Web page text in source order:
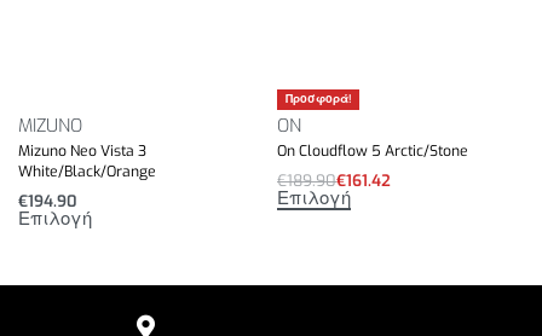
Βάρος: 200gr.
MIZUNO
Mizuno Neo Vista 3
White/Black/Orange
€194.90
Επιλογή
Προσφορά!
ON
On Cloudflow 5 Arctic/Stone
€189.90€161.42
Επιλογή